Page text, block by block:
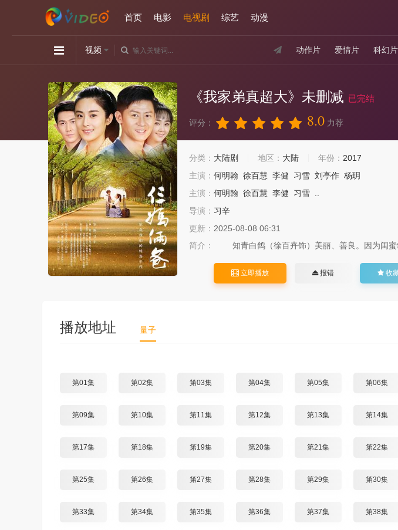
首页 电影 电视剧 综艺 动漫
动作片 爱情片 科幻片
视频
《我家弟真超大》未删减 已完结
评分： 8.0 力荐
分类： 大陆剧 地区： 大陆 年份： 2017
主演： 何明翰 徐百慧 李健 习雪 刘亭作 杨玥
主演： 何明翰 徐百慧 李健 习雪
导演： 习辛
更新： 2025-08-08 06:31
简介：
知青白鸽（徐百卉饰）美丽、善良。因为闺蜜
立即播放 报错 收
播放地址 量子
第01集 第02集 第03集 第04集 第05集 第06集
第09集 第10集 第11集 第12集 第13集 第14集
第17集 第18集 第19集 第20集 第21集 第22集
第25集 第26集 第27集 第28集 第29集 第30集
第33集 第34集 第35集 第36集 第37集 第38集